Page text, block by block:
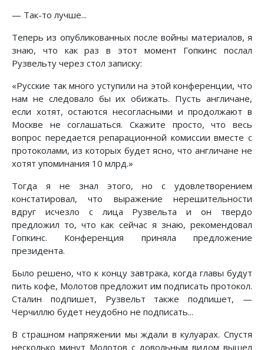
— Так-то лучше...
Теперь из опубликованных после войны материалов, я
знаю, что как раз в этот момент Гопкинс послал
Рузвельту через стол записку:
«Русские так много уступили на этой конференции, что
нам не следовало бы их обижать. Пусть англичане,
если хотят, остаются несогласными и продолжают в
Москве не соглашаться. Скажите просто, что весь
вопрос передается репарационной комиссии вместе с
протоколами, из которых будет ясно, что англичане не
хотят упоминания 10 млрд.»
Тогда я не знал этого, но с удовлетворением
констатировал, что выражение нерешительности
вдруг исчезло с лица Рузвельта и он твердо
предложил то, что как сейчас я знаю, рекомендовал
Гопкинс. Конференция приняла предложение
президента.
Было решено, что к концу завтрака, когда главы будут
пить кофе, Молотов предложит им подписать протокол.
Сталин подпишет, Рузвельт также подпишет, —
Черчиллю будет неудобно не подписать...
В страшном напряжении мы ждали в кулуарах. Спустя
несколько минут Молотов с довольным видом вышел